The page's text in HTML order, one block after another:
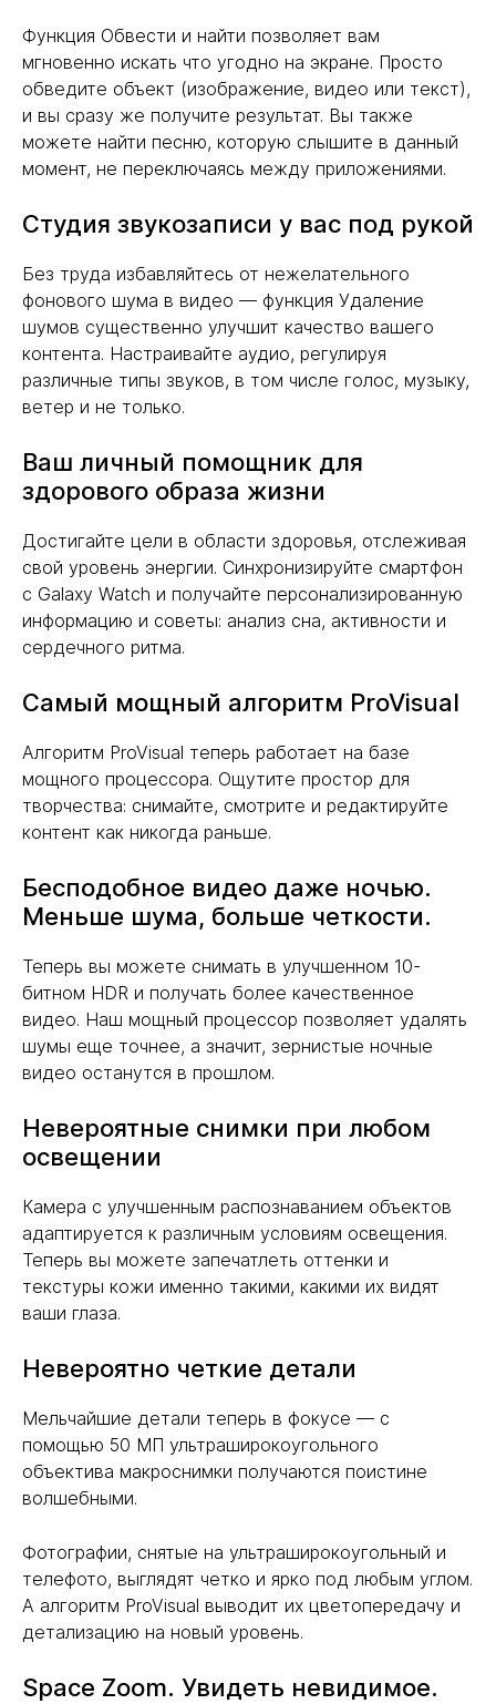
Функция Обвести и найти позволяет вам
мгновенно искать что угодно на экране. Просто
обведите объект (изображение, видео или текст),
и вы сразу же получите результат. Вы также
можете найти песню, которую слышите в данный
момент, не переключаясь между приложениями.
Студия звукозаписи у вас под рукой
Без труда избавляйтесь от нежелательного
фонового шума в видео — функция Удаление
шумов существенно улучшит качество вашего
контента. Настраивайте аудио, регулируя
различные типы звуков, в том числе голос, музыку,
ветер и не только.
Ваш личный помощник для
здорового образа жизни
Достигайте цели в области здоровья, отслеживая
свой уровень энергии. Синхронизируйте смартфон
с Galaxy Watch и получайте персонализированную
информацию и советы: анализ сна, активности и
сердечного ритма.
Самый мощный алгоритм ProVisual
Алгоритм ProVisual теперь работает на базе
мощного процессора. Ощутите простор для
творчества: снимайте, смотрите и редактируйте
контент как никогда раньше.
Бесподобное видео даже ночью.
Меньше шума, больше четкости.
Теперь вы можете снимать в улучшенном 10-
битном HDR и получать более качественное
видео. Наш мощный процессор позволяет удалять
шумы еще точнее, а значит, зернистые ночные
видео останутся в прошлом.
Невероятные снимки при любом
освещении
Камера с улучшенным распознаванием объектов
адаптируется к различным условиям освещения.
Теперь вы можете запечатлеть оттенки и
текстуры кожи именно такими, какими их видят
ваши глаза.
Невероятно четкие детали
Мельчайшие детали теперь в фокусе — с
помощью 50 МП ультраширокоугольного
объектива макроснимки получаются поистине
волшебными.
Фотографии, снятые на ультраширокоугольный и
телефото, выглядят четко и ярко под любым углом.
А алгоритм ProVisual выводит их цветопередачу и
детализацию на новый уровень.
Space Zoom. Увидеть невидимое.